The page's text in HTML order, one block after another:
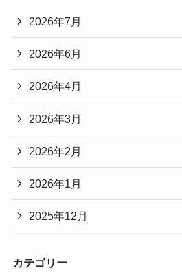
2026年7月
2026年6月
2026年4月
2026年3月
2026年2月
2026年1月
2025年12月
カテゴリー